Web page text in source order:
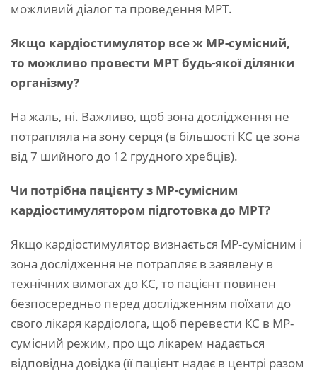
можливий діалог та проведення МРТ.
Якщо кардіостимулятор все ж МР-сумісний,
то можливо провести МРТ будь-якої ділянки
організму?
На жаль, ні. Важливо, щоб зона дослідження не
потрапляла на зону серця (в більшості КС це зона
від 7 шийного до 12 грудного хребців).
Чи потрібна пацієнту з МР-сумісним
кардіостимулятором підготовка до МРТ?
Якщо кардіостимулятор визнається МР-сумісним і
зона дослідження не потрапляє в заявлену в
технічних вимогах до КС, то пацієнт повинен
безпосередньо перед дослідженням поїхати до
свого лікаря кардіолога, щоб перевести КС в МР-
сумісний режим, про що лікарем надається
відповідна довідка (її пацієнт надає в центрі разом